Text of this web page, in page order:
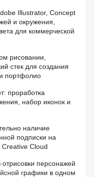
Illustrator, Concept
и окружения,
для коммерческой
рисовании,
стек для создания
портфолио
проработка
набор иконок и
наличие
подписки на
Cloud
персонажей
графики в одном